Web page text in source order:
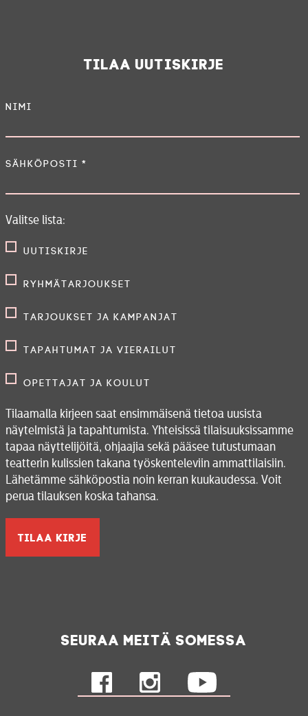
Tilaa uutiskirje
Nimi
Sähköposti *
Valitse lista:
Uutiskirje
Ryhmätarjoukset
Tarjoukset ja kampanjat
Tapahtumat ja vierailut
Opettajat ja koulut
Tilaamalla kirjeen saat ensimmäisenä tietoa uusista
näytelmistä ja tapahtumista. Yhteisissä tilaisuuksissamme
tapaa näyttelijöitä, ohjaajia sekä pääsee tutustumaan
teatterin kulissien takana työskenteleviin ammattilaisiin.
Lähetämme sähköpostia noin kerran kuukaudessa. Voit
perua tilauksen koska tahansa.
Seuraa meitä somessa